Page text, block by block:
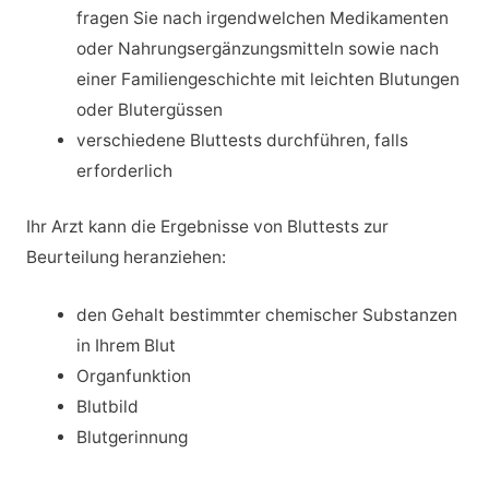
fragen Sie nach irgendwelchen Medikamenten
oder Nahrungsergänzungsmitteln sowie nach
einer Familiengeschichte mit leichten Blutungen
oder Blutergüssen
verschiedene Bluttests durchführen, falls
erforderlich
Ihr Arzt kann die Ergebnisse von Bluttests zur
Beurteilung heranziehen:
den Gehalt bestimmter chemischer Substanzen
in Ihrem Blut
Organfunktion
Blutbild
Blutgerinnung